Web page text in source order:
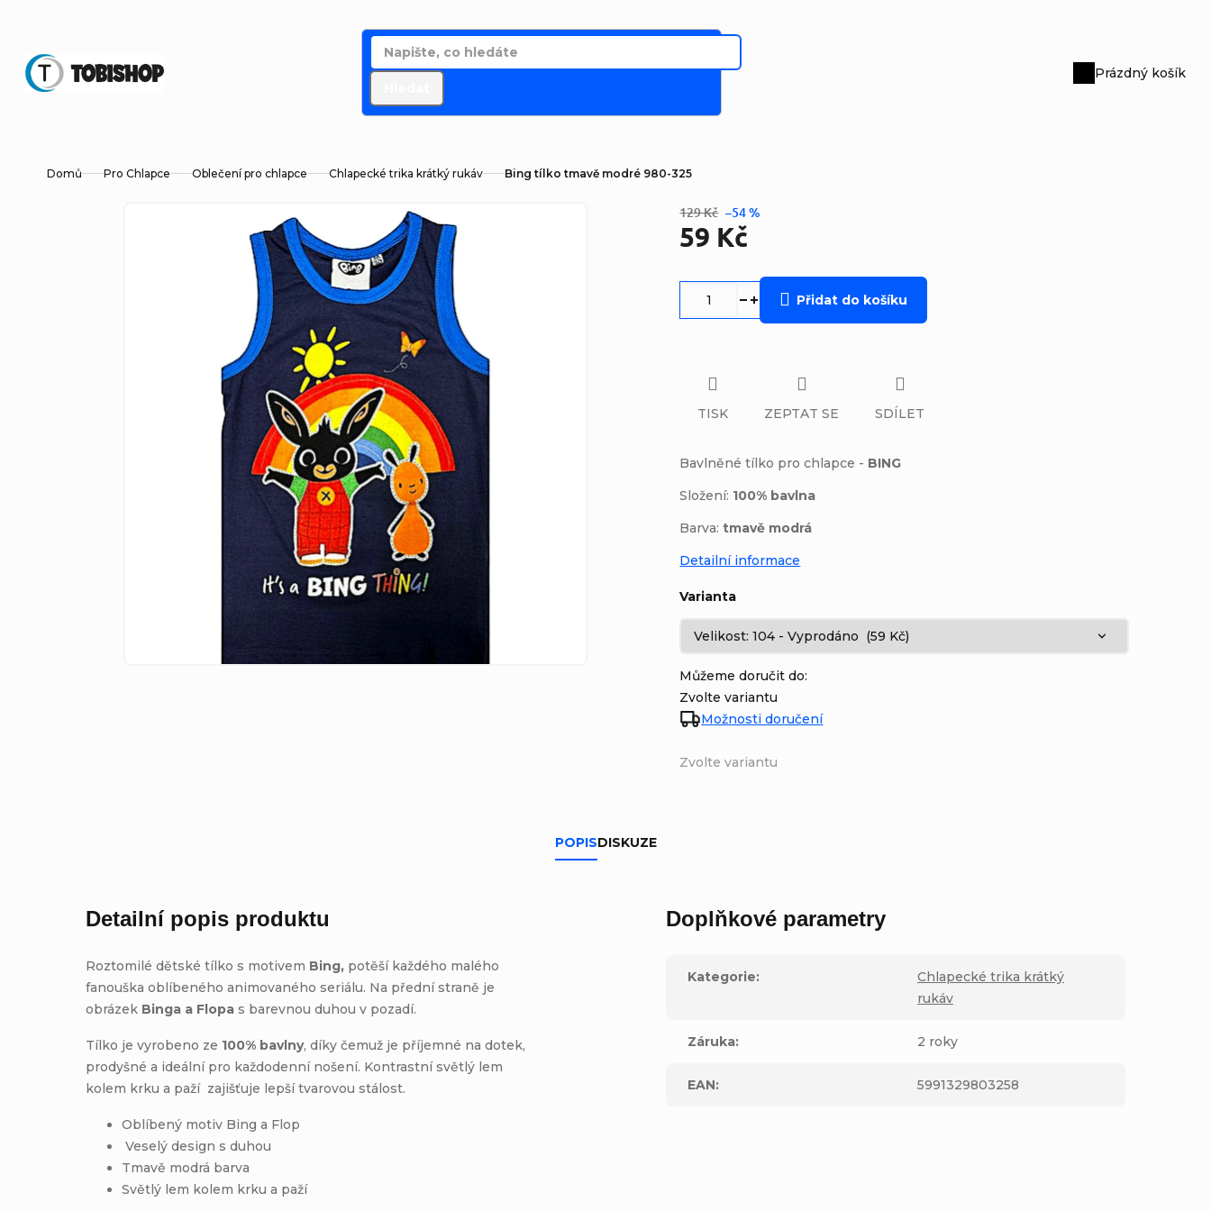
obsah
Nákupní
Prázdný košík
Domů Pro Chlapce Oblečení pro chlapce Chlapecké trika krátký rukáv Bing tílko tmavě modré 980-325
129 Kč –54 %
59 Kč
Zvolte variantu
Varianta
Můžeme doručit do:
Zvolte variantu
Možnosti doručení
Přidat do košíku
Bavlněné tílko pro chlapce - BING
Složení: 100% bavlna
Barva: tmavě modrá
Detailní informace
TISK ZEPTAT SE SDÍLET
POPISDISKUZE
Detailní popis produktu
Roztomilé dětské tílko s motivem Bing, potěší každého malého
fanouška oblíbeného animovaného seriálu. Na přední straně je
obrázek Binga a Flopa s barevnou duhou v pozadí.
Tílko je vyrobeno ze 100% bavlny, díky čemuž je příjemné na dotek,
prodyšné a ideální pro každodenní nošení. Kontrastní světlý lem
kolem krku a paží zajišťuje lepší tvarovou stálost.
Oblíbený motiv Bing a Flop
Veselý design s duhou
Tmavě modrá barva
Světlý lem kolem krku a paží
Doplňkové parametry
Kategorie:
Chlapecké trika krátký
rukáv
Záruka: 2 roky
EAN: 5991329803258